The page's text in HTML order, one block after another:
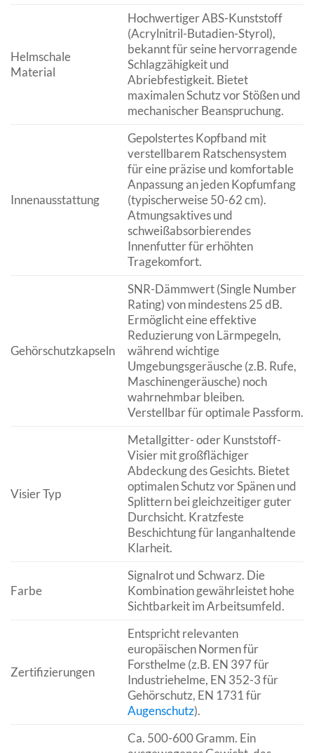
Helmschale
Material
Hochwertiger ABS-Kunststoff
(Acrylnitril-Butadien-Styrol),
bekannt für seine hervorragende
Schlagzähigkeit und
Abriebfestigkeit. Bietet
maximalen Schutz vor Stößen und
mechanischer Beanspruchung.
Innenausstattung
Gepolstertes Kopfband mit
verstellbarem Ratschensystem
für eine präzise und komfortable
Anpassung an jeden Kopfumfang
(typischerweise 50-62 cm).
Atmungsaktives und
schweißabsorbierendes
Innenfutter für erhöhten
Tragekomfort.
Gehörschutzkapseln
SNR-Dämmwert (Single Number
Rating) von mindestens 25 dB.
Ermöglicht eine effektive
Reduzierung von Lärmpegeln,
während wichtige
Umgebungsgeräusche (z.B. Rufe,
Maschinengeräusche) noch
wahrnehmbar bleiben.
Verstellbar für optimale Passform.
Visier Typ
Metallgitter- oder Kunststoff-
Visier mit großflächiger
Abdeckung des Gesichts. Bietet
optimalen Schutz vor Spänen und
Splittern bei gleichzeitiger guter
Durchsicht. Kratzfeste
Beschichtung für langanhaltende
Klarheit.
Farbe
Signalrot und Schwarz. Die
Kombination gewährleistet hohe
Sichtbarkeit im Arbeitsumfeld.
Zertifizierungen
Entspricht relevanten
europäischen Normen für
Forsthelme (z.B. EN 397 für
Industriehelme, EN 352-3 für
Gehörschutz, EN 1731 für
Augenschutz).
Ca. 500-600 Gramm. Ein